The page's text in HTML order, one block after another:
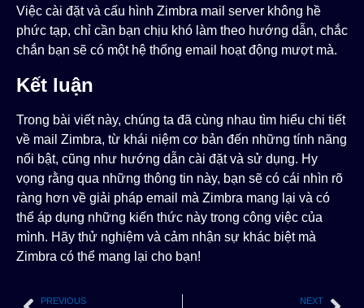
Việc cài đặt và cấu hình Zimbra mail server không hề
phức tạp, chỉ cần bạn chịu khó làm theo hướng dẫn, chắc
chắn bạn sẽ có một hệ thống email hoạt động mượt mà.
Kết luận
Trong bài viết này, chúng ta đã cùng nhau tìm hiểu chi tiết
về mail Zimbra, từ khái niệm cơ bản đến những tính năng
nổi bật, cũng như hướng dẫn cài đặt và sử dụng. Hy
vọng rằng qua những thông tin này, bạn sẽ có cái nhìn rõ
ràng hơn về giải pháp email mà Zimbra mang lại và có
thể áp dụng những kiến thức này trong công việc của
mình. Hãy thử nghiệm và cảm nhận sự khác biệt mà
Zimbra có thể mang lại cho bạn!
PREVIOUS NEXT